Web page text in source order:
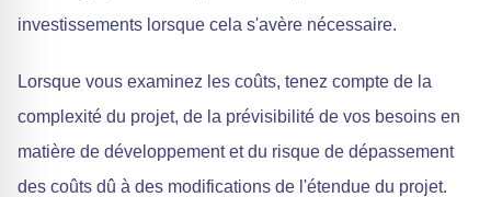
investissements lorsque cela s'avère nécessaire.
Lorsque vous examinez les coûts, tenez compte de la
complexité du projet, de la prévisibilité de vos besoins en
matière de développement et du risque de dépassement
des coûts dû à des modifications de l'étendue du projet.